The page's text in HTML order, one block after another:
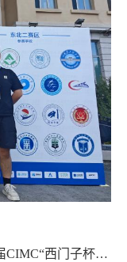
，并寄语青年学子铭
享亲身军旅经历，朴
深感染了...
【成在齐工程】机电学院在第二十届CIMC“西门子杯”中国智能制造挑战赛斩获多项重磅荣誉